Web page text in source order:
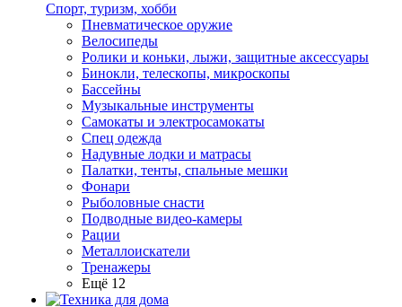
Спорт, туризм, хобби
Пневматическое оружие
Велосипеды
Ролики и коньки, лыжи, защитные аксессуары
Бинокли, телескопы, микроскопы
Бассейны
Музыкальные инструменты
Самокаты и электросамокаты
Спец одежда
Надувные лодки и матрасы
Палатки, тенты, спальные мешки
Фонари
Рыболовные снасти
Подводные видео-камеры
Рации
Металлоискатели
Тренажеры
Ещё 12